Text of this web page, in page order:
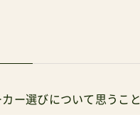
ー選びについて思うこと